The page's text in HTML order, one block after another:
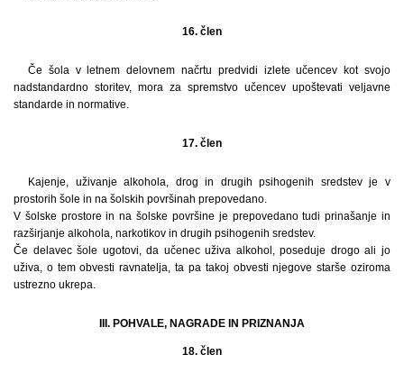
16. člen
Če šola v letnem delovnem načrtu predvidi izlete učencev kot svojo
nadstandardno storitev, mora za spremstvo učencev upoštevati veljavne
standarde in normative.
17. člen
Kajenje, uživanje alkohola, drog in drugih psihogenih sredstev je v
prostorih šole in na šolskih površinah prepovedano.
V šolske prostore in na šolske površine je prepovedano tudi prinašanje in
razširjanje alkohola, narkotikov in drugih psihogenih sredstev.
Če delavec šole ugotovi, da učenec uživa alkohol, poseduje drogo ali jo
uživa, o tem obvesti ravnatelja, ta pa takoj obvesti njegove starše oziroma
ustrezno ukrepa.
III. POHVALE, NAGRADE IN PRIZNANJA
18. člen